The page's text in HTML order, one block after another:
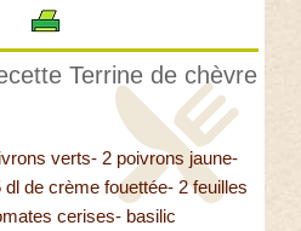
Terrine de chèvre
verts- 2 poivrons jaune-
de crème fouettée- 2 feuilles
cerises- basilic